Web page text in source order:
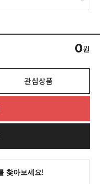
0원
관심상품